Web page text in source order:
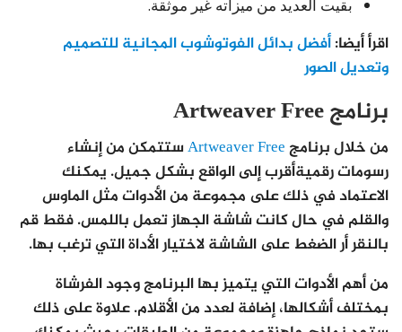
بقيت العديد من ميزاته غير موثقة.
اقرأ أيضا:أفضل بدائل الفوتوشوب المجانية للتصميم
وتعديل الصور
برنامج Artweaver Free
من خلال برنامجArtweaver Freeستتمكن من إنشاء
رسومات رقميةأقرب إلى الواقع بشكل جميل. يمكنك
الاعتماد في ذلك على مجموعة من الأدوات مثل الماوس
والقلم في حال كانت شاشة الجهاز تعمل باللمس. فقط قم
بالنقر أر الضغط على الشاشة لاختيار الأداة التي ترغب بها.
من أهم الأدوات التي يتميز بها البرنامج وجود الفرشاة
بمختلف أشكالها، إضافة لعدد من الأقلام. علاوة على ذلك